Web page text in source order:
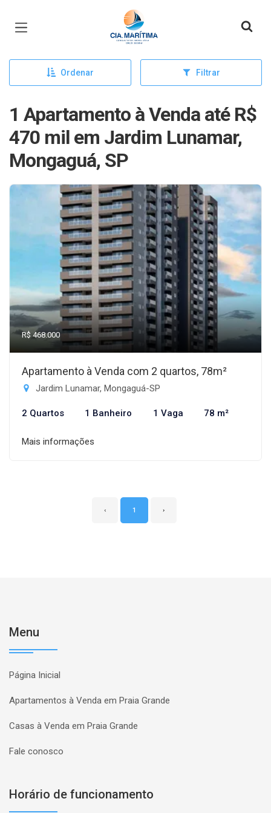
Página inicial
Ordenar Filtrar
1 Apartamento à Venda até R$
470 mil em Jardim Lunamar,
Mongaguá, SP
R$ 468.000
Apartamento à Venda com 2 quartos, 78m²
Jardim Lunamar, Mongaguá-SP
2 Quartos 1 Banheiro 1 Vaga 78 m²
Mais informações
‹ 1 ›
Menu
Página Inicial
Apartamentos à Venda em Praia Grande
Casas à Venda em Praia Grande
Fale conosco
Horário de funcionamento